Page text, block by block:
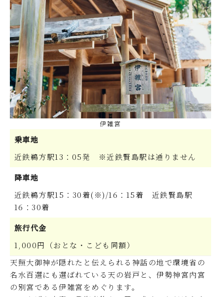
伊雑宮
乗車地
近鉄鵜方駅13：05発 ※近鉄賢島駅は通りません
降車地
近鉄鵜方駅15：30着(※)/16：15着 近鉄賢島駅
16：30着
旅行代金
1,000円（おとな・こども同額）
天照大御神が隠れたと伝えられる神話の地で環境省の
名水百選にも選ばれている天の岩戸と、伊勢神宮内宮
の別宮である伊雑宮をめぐります。